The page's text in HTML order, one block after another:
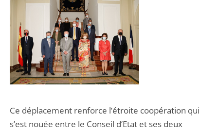
Ce déplacement renforce l’étroite coopération qui
s’est nouée entre le Conseil d’Etat et ses deux